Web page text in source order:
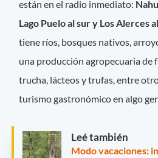
están en el radio inmediato:
Lago Puelo al sur y Los Alerces
tiene ríos, bosques nativos,
una producción agropecuaria de
trucha, lácteos y trufas, entre
turismo gastronómico en algo
Leé también
Modo vacaciones: